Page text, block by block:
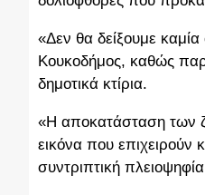
«Δεν θα δείξουμε
Κουκοδήμος, καθώς
δημοτικά κτίρια.
«Η αποκατάσταση των
εικόνα που
συντριπτική